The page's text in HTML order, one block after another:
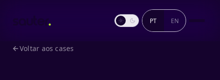
PT EN
Voltar aos cases